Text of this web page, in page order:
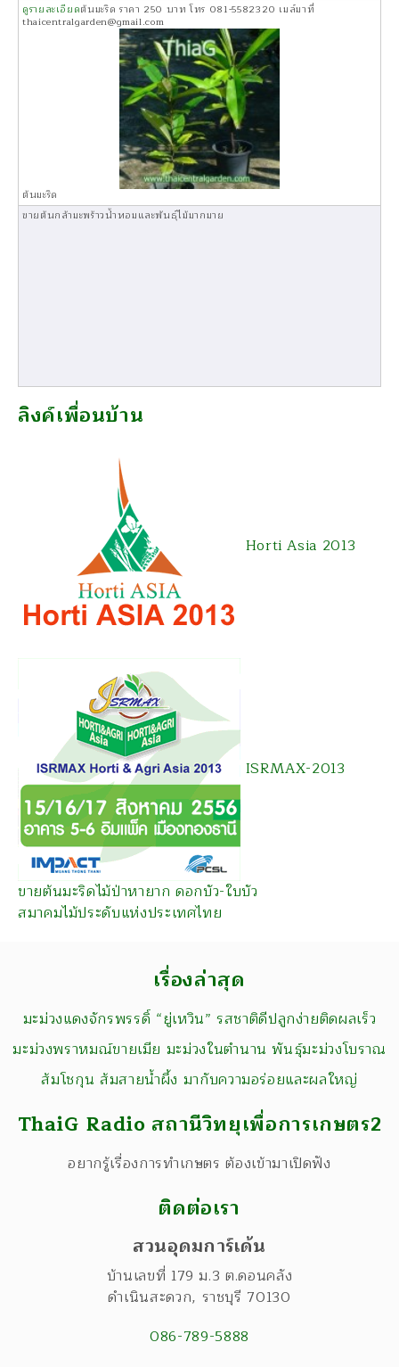
ดูรายละเอียดต้นมะริด ราคา 250 บาท โทร 081-5582320 เมล์มาที่
thaicentralgarden@gmail.com
ต้นมะริด
ขายต้นกล้ามะพร้าวน้ำหอมและพันธุ์ไม้มากมาย
ลิงค์เพื่อนบ้าน
Horti Asia 2013
ISRMAX-2013
ขายต้นมะริดไม้ป่าหายาก ดอกบัว-ใบบัว
สมาคมไม้ประดับแห่งประเทศไทย
เรื่องล่าสุด
มะม่วงแดงจักรพรรดิ์ “ยู่เหวิน” รสชาติดีปลูกง่ายติดผลเร็ว
มะม่วงพราหมณ์ขายเมีย มะม่วงในตำนาน พันธุ์มะม่วงโบราณ
ส้มโชกุน ส้มสายน้ำผึ้ง มากับความอร่อยและผลใหญ่
ThaiG Radio สถานีวิทยุเพื่อการเกษตร2
อยากรู้เรื่องการทำเกษตร ต้องเข้ามาเปิดฟัง
ติดต่อเรา
สวนอุดมการ์เด้น
บ้านเลขที่ 179 ม.3 ต.ดอนคลัง
ดำเนินสะดวก, ราชบุรี 70130
086-789-5888